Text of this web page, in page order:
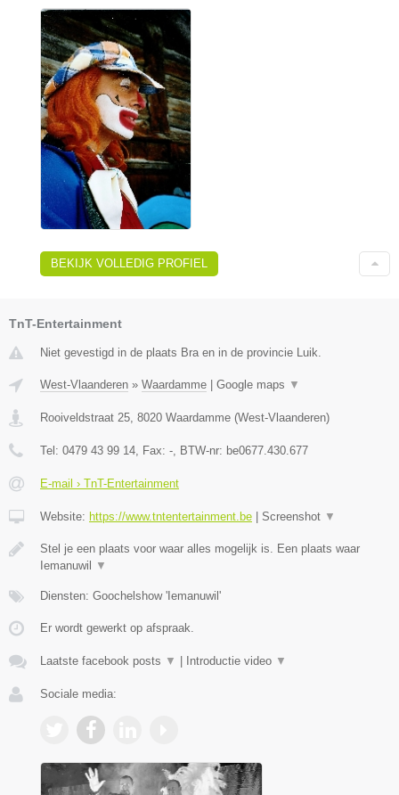
BEKIJK VOLLEDIG PROFIEL
TnT-Entertainment
Niet gevestigd in de plaats Bra en in de provincie Luik.
West-Vlaanderen » Waardamme Google maps ▼
Rooiveldstraat 25 8020 Waardamme (West-Vlaanderen)
Tel: 0479 43 99 14 , Fax: - , BTW-nr: be0677.430.677
E-mail › TnT-Entertainment
Website: https://www.tntentertainment.be Screenshot ▼
Stel je een plaats voor waar alles mogelijk is. Een plaats waar
Iemanuwil
▼
Diensten: Goochelshow 'Iemanuwil'
Er wordt gewerkt op afspraak.
Laatste facebook posts ▼ Introductie video ▼
Sociale media: